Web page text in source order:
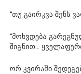
“თუ გაირკვა შენს
“მოხვდება
შიგნით…
ორ კვირაში